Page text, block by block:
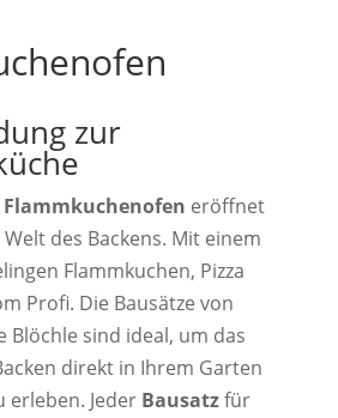
zur
eröffnet
des Backens. Mit einem
Flammkuchen, Pizza
Profi. Die Bausätze von
Blöchle sind ideal, um das
direkt in Ihrem Garten
erleben. Jeder Bausatzfür